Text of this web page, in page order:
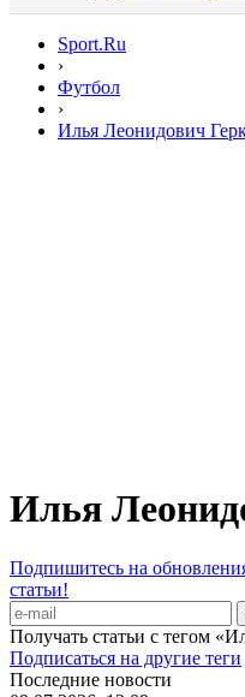
Sport.Ru
›
Футбол
›
Илья Леонидович
Илья
Подпишитесь на
статьи!
Получать статьи с тегом
Подписаться на другие теги
Последние новости